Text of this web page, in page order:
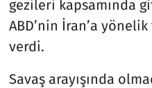
gezileri kapsamında
ABD’nin İran’a
verdi.
Savaş arayışında
Teknoloji ve Bilim